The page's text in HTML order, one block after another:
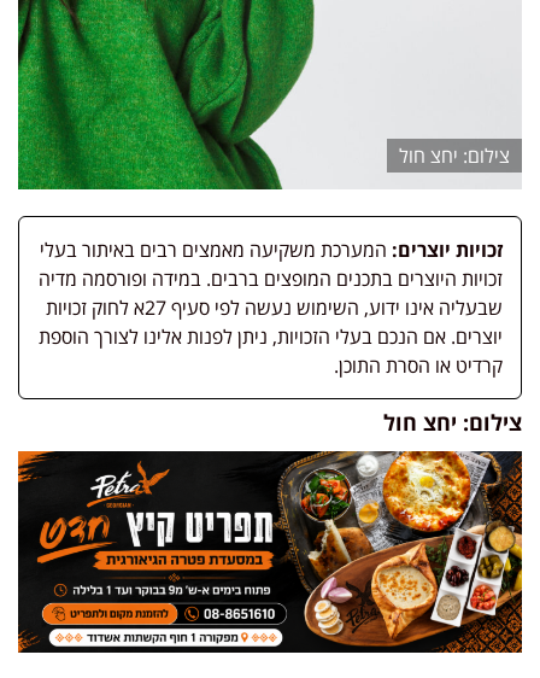
יחצ חול
זכויות יוצרים: המערכת משקיעה מאמצים רבים באיתור בעלי
זכויות היוצרים בתכנים המופצים ברבים. במידה ופורסמה מדיה
שבעליה אינו ידוע, השימוש נעשה לפי סעיף 27א לחוק זכויות
יוצרים. אם הנכם בעלי הזכויות, ניתן לפנות אלינו לצורך הוספת
קרדיט או הסרת התוכן.
צילום: יחצ חול